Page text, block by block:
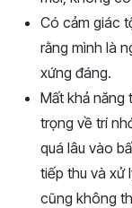
Có cảm giác
rằng mình là
xứng đáng.
Mất khả năng
trọng về trí
quá lâu vào
tiếp thu và xử
cũng không